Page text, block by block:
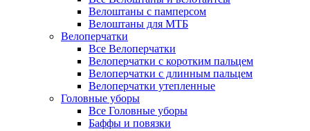
Велоштаны с памперсом
Велоштаны для МТБ
Велоперчатки
Все Велоперчатки
Велоперчатки с коротким пальцем
Велоперчатки с длинным пальцем
Велоперчатки утепленные
Головные уборы
Все Головные уборы
Баффы и повязки